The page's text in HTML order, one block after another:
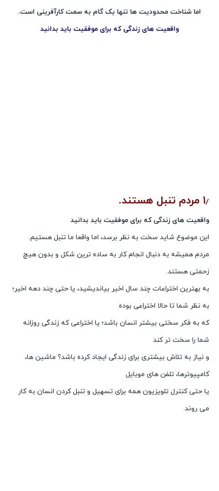
اما شناخت محدودیت ها تنها یک گام به سمت کارآفرینی است.
واقعیت های زندگی که برای موفقیت باید بدانید
۱٫ مردم تنبل هستند.
واقعیت های زندگی که برای موفقیت باید بدانید
این موضوع شاید سخت به نظر برسد، اما واقعا ما تنبل هستیم.
مردم همیشه به دنبال انجام کار به ساده ترین شکل و بدون هیچ
زحمتی هستند.
به بهترین اختراعات چند سال اخیر بیاندیشید، یا حتی چند دهه اخیر؛
به نظر شما تا حالا اختراعی بوده
که به فکر سختی بیشتر انسان باشد؛ یا اختراعی که زندگی روزانه
شما را سخت تر کند
و نیاز به تلاش بیشتری برای زندگی ایجاد کرده باشد؟ ماشین ها،
کامپیوترها، تلفن های موبایل
یا حتی کنترل تلویزیون همه برای تسهیل و تنبل کردن انسان به کار
می روند.